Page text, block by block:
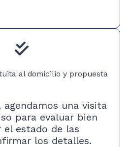
al domicilio y propuesta
una visita
para evaluar bien
el estado de las
los detalles.